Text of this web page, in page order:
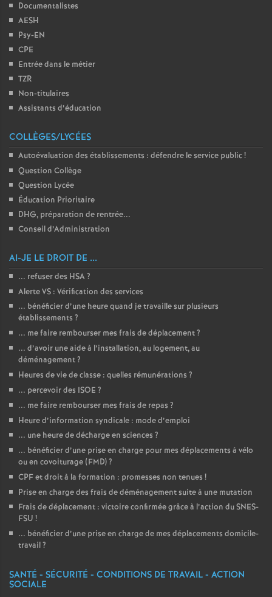
Documentalistes
AESH
Psy-EN
CPE
Entrée dans le métier
TZR
Non-titulaires
Assistants d’éducation
COLLÈGES/LYCÉES
Autoévaluation des établissements : défendre le service public!
Question Collège
Question Lycée
Éducation Prioritaire
DHG, préparation de rentrée...
Conseil d’Administration
AI-JE LE DROIT DE ...
... refuser des HSA?
Alerte VS : Vérification des services
... bénéficier d’une heure quand je travaille sur plusieurs
établissements ?
... me faire rembourser mes frais de déplacement?
... d’avoir une aide à l’installation, au logement, au
déménagement?
Heures de vie de classe : quelles rémunérations ?
... percevoir des ISOE ?
... me faire rembourser mes frais de repas ?
Heure d’information syndicale : mode d’emploi
... une heure de décharge en sciences ?
... bénéficier d’une prise en charge pour mes déplacements à vélo
ou en covoiturage (FMD)?
CPF et droit à la formation : promesses non tenues !
Prise en charge des frais de déménagement suite à une mutation
Frais de déplacement : victoire confirmée grâce à l’action du SNES-
FSU !
... bénéficier d’une prise en charge de mes déplacements domicile-
travail?
SANTÉ - SÉCURITÉ - CONDITIONS DE TRAVAIL - ACTION
SOCIALE